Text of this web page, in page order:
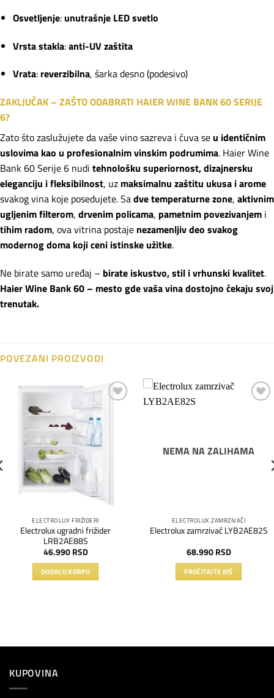
Osvetljenje:unutrašnje LED svetlo
Vrsta stakla:anti-UV zaštita
Vrata: reverzibilna, šarka desno (podesivo)
ZAKLJUČAK – ZAŠTO ODABRATI HAIER WINE BANK 60 SERIJE
6?
Zato što zaslužujete da vaše vino sazreva i čuva seu identičnim
uslovima kao u profesionalnim vinskim podrumima. Haier Wine
Bank 60 Serije 6 nudi tehnološku superiornost, dizajnersku
eleganciju i fleksibilnost, uz maksimalnu zaštitu ukusa i arome
svakog vina koje posedujete. Sadve temperaturne zone, aktivnim
ugljenim filterom, drvenim policama, pametnim povezivanjem i
tihim radom, ova vitrina postaje nezamenljiv deo svakog
modernog doma koji ceni istinske užitke.
Ne birate samo uređaj – birate iskustvo, stil i vrhunski kvalitet.
Haier Wine Bank 60 – mesto gde vaša vina dostojno čekaju svoj
trenutak.
POVEZANI PROIZVODI
ELECTROLUX FRIŽIDERI
Electrolux ugradni frižider
LRB2AE88S
46.990 RSD
DODAJ U KORPU
NEMA NA ZALIHAMA
ELECTROLUX ZAMRZIVAČI
Electrolux zamrzivač LYB2AE82S
68.990 RSD
PROČITAJTE JOŠ
KUPOVINA